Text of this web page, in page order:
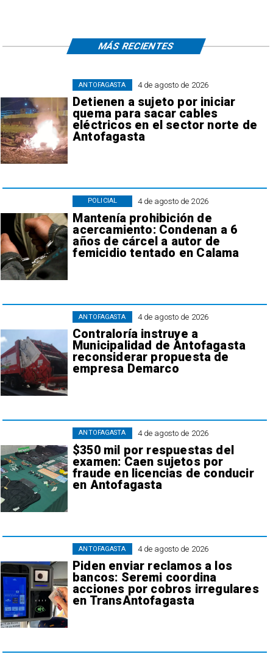
4 de agosto de 2026
Detienen a sujeto por iniciar
quema para sacar cables
eléctricos en el sector norte de
Antofagasta
ANTOFAGASTA
4 de agosto de 2026
Mantenía prohibición de
acercamiento: Condenan a 6
años de cárcel a autor de
femicidio tentado en Calama
POLICIAL
4 de agosto de 2026
Contraloría instruye a
Municipalidad de Antofagasta
reconsiderar propuesta de
empresa Demarco
ANTOFAGASTA
4 de agosto de 2026
$350 mil por respuestas del
examen: Caen sujetos por
fraude en licencias de conducir
en Antofagasta
ANTOFAGASTA
4 de agosto de 2026
Piden enviar reclamos a los
bancos: Seremi coordina
acciones por cobros irregulares
en TransAntofagasta
ANTOFAGASTA
MÁS RECIENTES